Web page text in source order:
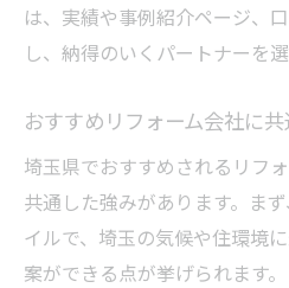
は、実績や事例紹介ページ、
し、納得のいくパートナーを選
おすすめリフォーム会社に
埼玉県でおすすめされるリフ
共通した強みがあります。ま
イルで、埼玉の気候や住環境
案ができる点が挙げられます。